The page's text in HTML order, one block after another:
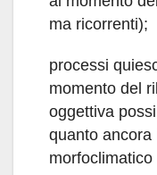
ma ricorrenti);
processi
momento del
oggettiva
quanto ancora